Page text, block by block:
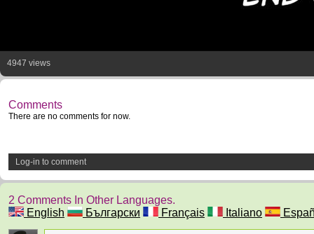
4947 views
Comments
There are no comments for now.
Log-in to comment
2 Comments In Other Languages.
English
Български Français Italiano